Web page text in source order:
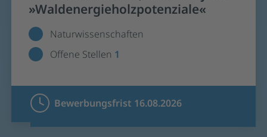
»Waldenergieholzpotenziale«
Naturwissenschaften
Offene Stellen 1
Bewerbungsfrist 16.08.2026